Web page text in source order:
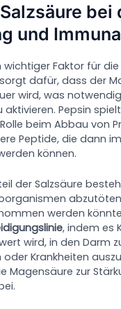
bei
und
wichtiger Faktor für
sorgt dafür, dass der
wird, was
aktivieren. Pepsin
beim Abbau von
Peptide, die dann
können.
der Salzsäure
werden
, indem es
wird, in den Darm
Krankheiten
Magensäure zur